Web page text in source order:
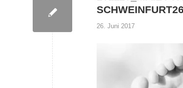
SCHWEINFURT26
26. Juni 2017